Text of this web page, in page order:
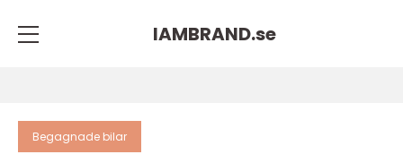
IAMBRAND.se
Begagnade bilar